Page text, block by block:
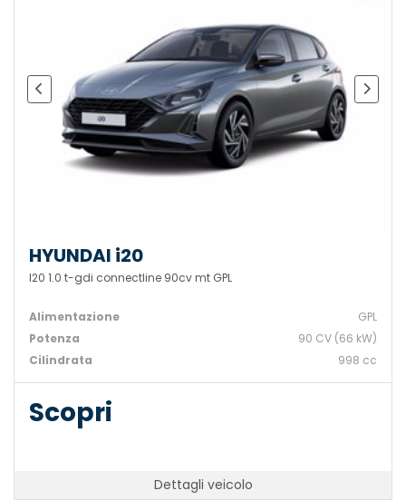
HYUNDAI i20
I20 1.0 t-gdi connectline 90cv mt GPL
Alimentazione
GPL
Potenza
90 CV (66 kW)
Cilindrata
998 cc
Scopri
Dettagli veicolo